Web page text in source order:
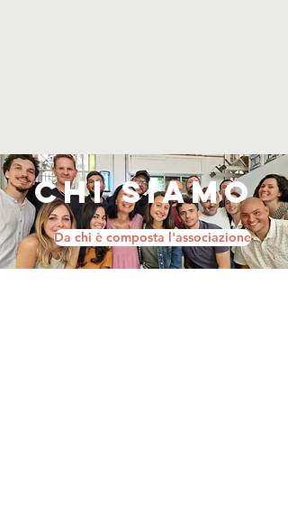
CHI SIAMO
Da chi è composta l'associazione